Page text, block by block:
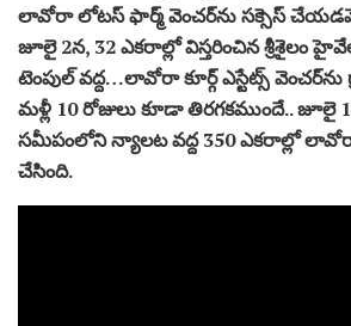
లావోరా లోటస్ ఫార్మ్ వెంచర్‌ను సక్సెస్
జూలై 2న, 32 ఎకరాల్లో విస్తరించిన శ్రీశైలం
టెంపుల్ వద్ద…లావోరా కూర్గ్ ఎస్టేట్స్
మళ్లీ 10 రోజులు కూడా తిరగకముందే.. జూలై
సమీపంలోని న్యాలట వద్ద 350 ఎకరాల్లో లావోరా
చేసింది.